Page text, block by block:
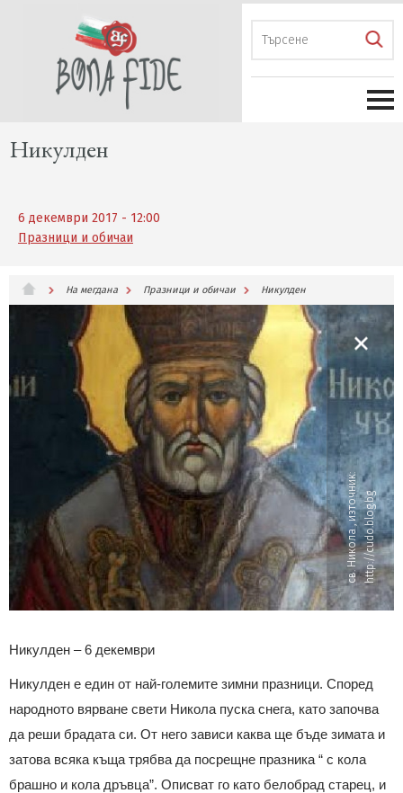
Никулден
6 декември 2017 - 12:00
Празници и обичаи
На мегдана Празници и обичаи Никулден
с
в.
Н
и
к
о
л
а
,
и
з
т
оч
н
и
к:
h
t
t
p:
/
/
c
u
d
o.
b
l
o
g.
bg
Никулден – 6 декември
Никулден е един от най-големите зимни празници. Според
народното вярване свети Никола пуска снега, като започва
да реши брадата си. От него зависи каква ще бъде зимата и
затова всяка къща трябва да посрещне празника “ с кола
брашно и кола дръвца”. Описват го като белобрад старец, и